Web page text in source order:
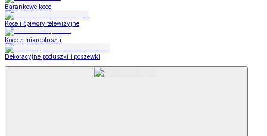
Barankowe koce
Koce i śpiwory telewizyjne
Koce z mikropluszu
Dekoracyjne poduszki i poszewki